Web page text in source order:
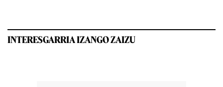
INTERESGARRIA IZANGO ZAIZU